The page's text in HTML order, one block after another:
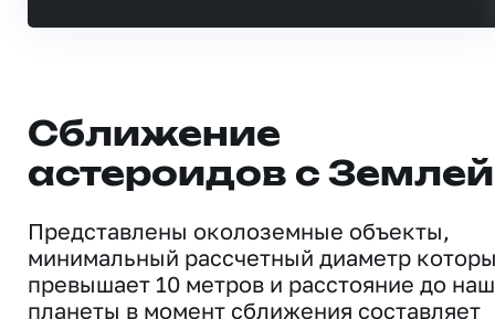
Сближение
астероидов с Землей
Представлены околоземные объекты,
минимальный рассчетный диаметр
превышает 10 метров и расстояние до
планеты в момент сближения составляет